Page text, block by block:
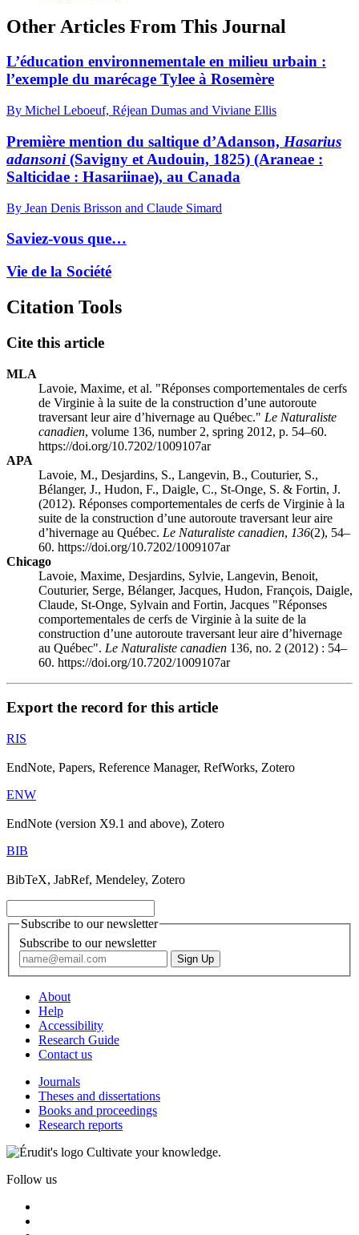
Other Articles From This Journal
L’éducation environnementale en milieu urbain :
l’exemple du marécage Tylee à Rosemère
By Michel Leboeuf, Réjean Dumas and Viviane Ellis
Première mention du saltique d’Adanson, Hasarius
adansoni(Savigny et Audouin, 1825) (Araneae :
Salticidae : Hasariinae), au Canada
By Jean Denis Brisson and Claude Simard
Saviez-vous que…
Vie de la Société
Citation Tools
Cite this article
MLA
Lavoie, Maxime, et al. "Réponses comportementales de cerfs
de Virginie à la suite de la construction d’une autoroute
traversant leur aire d’hivernage au Québec." Le Naturaliste
canadien, volume 136, number 2, spring 2012, p. 54–60.
https://doi.org/10.7202/1009107ar
APA
Lavoie, M., Desjardins, S., Langevin, B., Couturier, S.,
Bélanger, J., Hudon, F., Daigle, C., St-Onge, S. & Fortin, J.
(2012). Réponses comportementales de cerfs de Virginie à la
suite de la construction d’une autoroute traversant leur aire
d’hivernage au Québec. Le Naturaliste canadien, 136(2), 54–
60. https://doi.org/10.7202/1009107ar
Chicago
Lavoie, Maxime, Desjardins, Sylvie, Langevin, Benoit,
Couturier, Serge, Bélanger, Jacques, Hudon, François, Daigle,
Claude, St-Onge, Sylvain and Fortin, Jacques "Réponses
comportementales de cerfs de Virginie à la suite de la
construction d’une autoroute traversant leur aire d’hivernage
au Québec". Le Naturaliste canadien 136, no. 2 (2012) : 54–
60. https://doi.org/10.7202/1009107ar
Export the record for this article
RIS
EndNote, Papers, Reference Manager, RefWorks, Zotero
ENW
EndNote (version X9.1 and above), Zotero
BIB
BibTeX, JabRef, Mendeley, Zotero
Subscribe to our newsletter
Subscribe to our newsletter
About
Help
Accessibility
Research Guide
Contact us
Journals
Theses and dissertations
Books and proceedings
Research reports
Cultivate your knowledge.
Follow us